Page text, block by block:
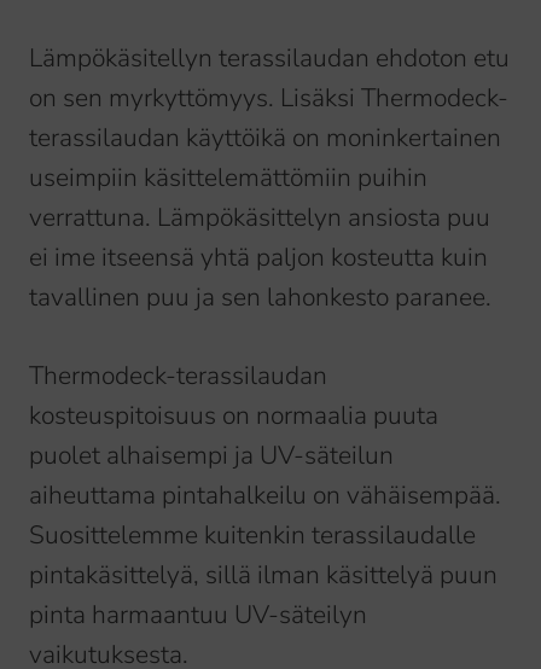
Lämpökäsitellyn terassilaudan ehdoton etu
on sen myrkyttömyys. Lisäksi Thermodeck-
terassilaudan käyttöikä on moninkertainen
useimpiin käsittelemättömiin puihin
verrattuna. Lämpökäsittelyn ansiosta puu
ei ime itseensä yhtä paljon kosteutta kuin
tavallinen puu ja sen lahonkesto paranee.
Thermodeck-terassilaudan
kosteuspitoisuus on normaalia puuta
puolet alhaisempi ja UV-säteilun
aiheuttama pintahalkeilu on vähäisempää.
Suosittelemme kuitenkin terassilaudalle
pintakäsittelyä, sillä ilman käsittelyä puun
pinta harmaantuu UV-säteilyn
vaikutuksesta.